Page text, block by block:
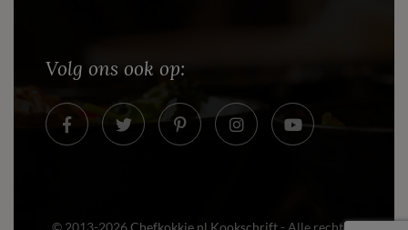
Volg ons ook op:
© 2013-2026Chefkokkie.nl Kookschrift- Alle rechten